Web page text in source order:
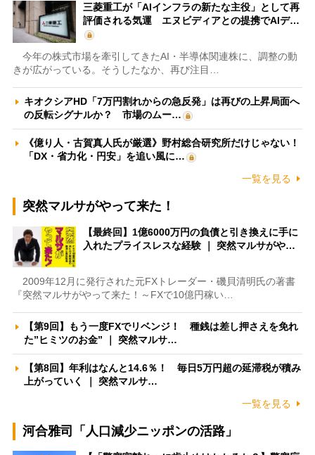
三菱重工が「AIインフラの新たな主役」として再
評価される気運 エヌビディアとの提携でAIデ…
今年の株式市場を牽引してきたAI・半導体関連株に、調整の動
きが広がっている。そうしたなか、再び注目…
キオクシアHD「7万円割れからの急反発」は再びの上昇局面へ
の反転シグナルか？ 市場のムー…
《億り人・古賀真人氏が厳選》野村総合研究所だけじゃない！
「DX・省力化・円安」を追い風に…
一覧を見る
突然マルサがやって来た！
【最終回】1億6000万円の負債と引き換えに手に
入れたプライスレスな経験 ｜ 突然マルサがや…
2009年12月に発行された元FXトレーダー・磯貝清明氏の著書
『突然マルサがやって来た！～FXで10億円稼い…
【第9回】もう一度FXでリベンジ！ 種銭は差し押さえを免れ
た”ヒミツのお金” ｜ 突然マルサ…
【第8回】年利はなんと14.6％！ 毎日5万円超の延滞税が積み
上がっていく ｜ 突然マルサ…
一覧を見る
河合雅司「人口減少ニッポンの活路」